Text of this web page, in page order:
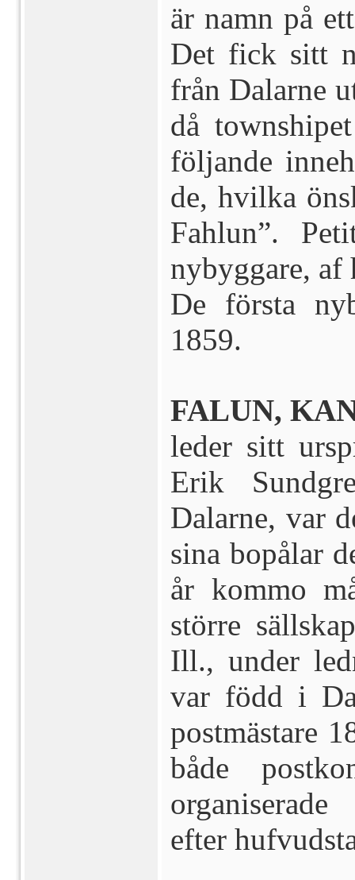
är namn på
Det fick sitt
från Dalarne
då
följande
de, hvilka
Fahlun”.
nybyggare,
De första
1859.
FALUN,
leder sitt
Erik
Dalarne, var
sina bopålar
år kommo
större
Ill., under
var född i
postmästare
både
efter